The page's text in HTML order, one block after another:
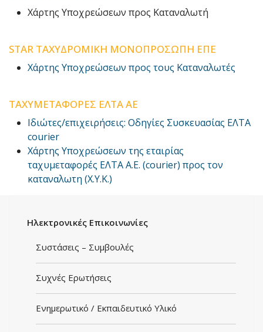
Χάρτης Υποχρεώσεων προς Καταναλωτή
STAR ΤΑΧΥΔΡΟΜΙΚΗ ΜΟΝΟΠΡΟΣΩΠΗ ΕΠΕ
Χάρτης Υποχρεώσεων προς τους Καταναλωτές
ΤΑΧΥΜΕΤΑΦΟΡΕΣ ΕΛΤΑ ΑΕ
Ιδιώτες/επιχειρήσεις: Οδηγίες Συσκευασίας ΕΛΤΑ
courier
Χάρτης Υποχρεώσεων της εταιρίας
ταχυμεταφορές ΕΛΤΑ Α.Ε. (courier) προς τον
καταναλωτη (Χ.Υ.Κ.)
Ηλεκτρονικές Eπικοινωνίες
Συστάσεις – Συμβουλές
Συχνές Ερωτήσεις
Ενημερωτικό / Εκπαιδευτικό Υλικό